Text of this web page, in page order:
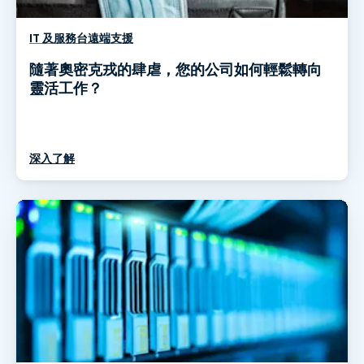
IT 及服務台遠端支援
隨著奧密克戎的肆虐，您的公司如何輕鬆轉向
靈活工作？
深入了解